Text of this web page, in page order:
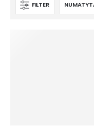
FILTER